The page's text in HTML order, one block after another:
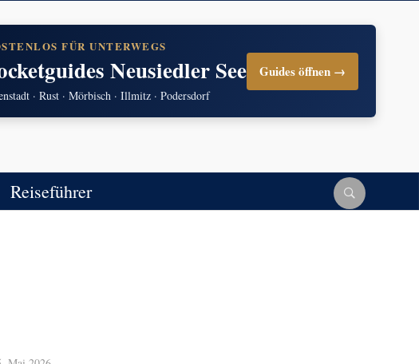
FÜR UNTERWEGS
Neusiedler See
· Rust · Mörbisch · Illmitz · Podersdorf
Guides öffnen →
Reiseführer